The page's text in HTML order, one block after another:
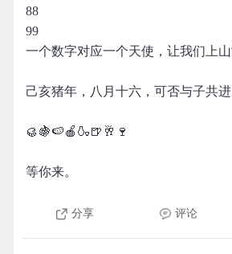
88
99
一个数字对应一个天使，让我们上山
己亥猪年，八月十六，可否与子共进
🥮🍇🍉🍎🍶🍺🥂🍷
等你来。
分享 评论